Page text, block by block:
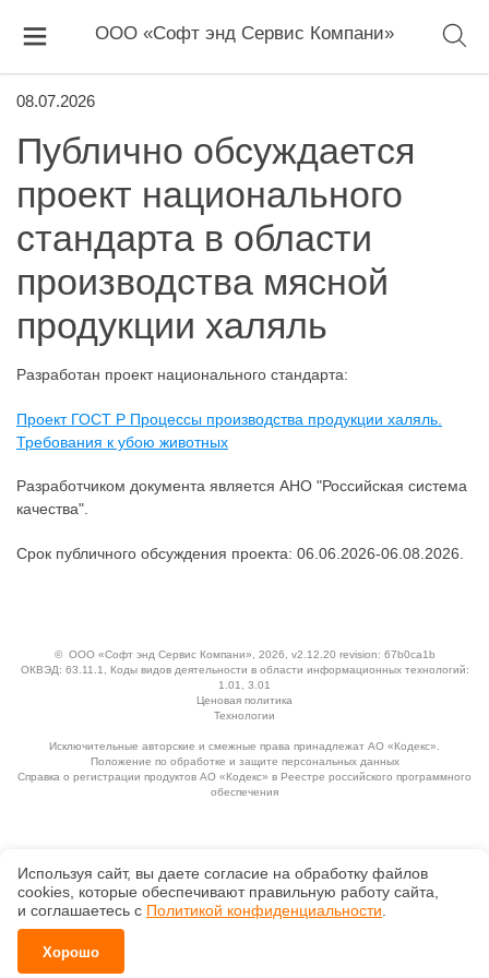
ООО «Софт энд Сервис Компани»
08.07.2026
Публично обсуждается
проект национального
стандарта в области
производства мясной
продукции халяль
Разработан проект национального стандарта:
Проект ГОСТ Р Процессы производства продукции халяль.
Требования к убою животных
Разработчиком документа является АНО "Российская система
качества".
Срок публичного обсуждения проекта: 06.06.2026-06.08.2026.
© ООО «Софт энд Сервис Компани» , 2026, v2.12.20 revision: 67b0ca1b
ОКВЭД: 63.11.1, Коды видов деятельности в области информационных технологий:
1.01, 3.01
Ценовая политика
Технологии
Исключительные авторские и смежные права принадлежат АО «Кодекс».
Положение по обработке и защите персональных данных
Справка о регистрации продуктов АО «Кодекс» в Реестре российского программного
обеспечения
Используя сайт, вы даете согласие на обработку файлов
сооkiеs, которые обеспечивают правильную работу сайта,
и соглашаетесь с Политикой конфиденциальности
Хорошо